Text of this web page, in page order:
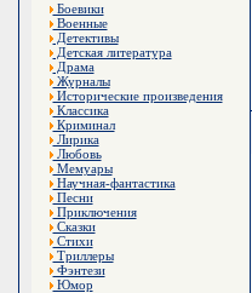
Боевики
Военные
Детективы
Детская литература
Драма
Журналы
Исторические произведения
Классика
Криминал
Лирика
Любовь
Мемуары
Научная-фантастика
Песни
Приключения
Сказки
Стихи
Триллеры
Фэнтези
Юмор